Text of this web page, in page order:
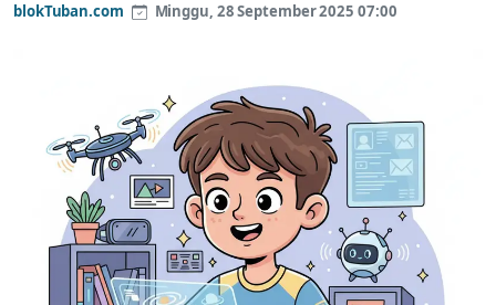
blokTuban.com Minggu, 28 September 2025 07:00